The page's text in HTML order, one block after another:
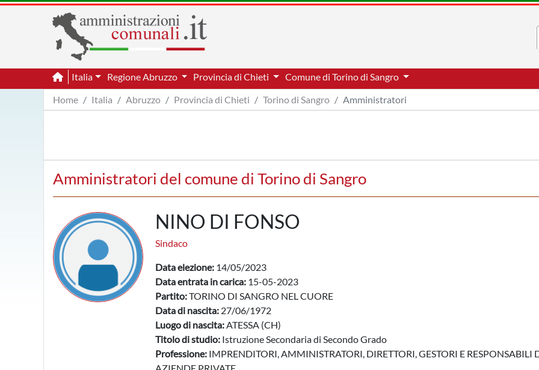
Italia Regione Abruzzo Provincia di Chieti
Comune di Torino di Sangro
Home
Italia Abruzzo Provincia di Chieti Torino di Sangro Amministratori
Amministratori del comune di Torino di Sangro
NINO DI FONSO
Sindaco
Data elezione: 14/05/2023
Data entrata in carica: 15-05-2023
Partito:TORINO DI SANGRO NEL CUORE
Data di nascita: 27/06/1972
Luogo di nascita:ATESSA (CH)
Titolo di studio: Istruzione Secondaria di Secondo Grado
Professione: IMPRENDITORI, AMMINISTRATORI, DIRETTORI, GESTORI E RESPONSABILI